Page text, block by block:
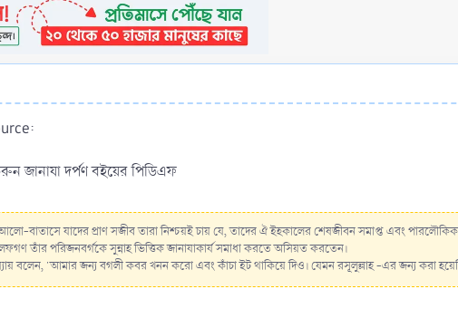
জানাযা দর্পণ বইয়ের পিডিএফ
বাতাসে যাদের প্রাণ সজীব তারা নিশ্চয়ই চায় যে, তাদের ঐ ইহকালের শেষজীবন সমাপ্ত এবং
তাঁর পরিজনবর্গকে সুন্নাহ ভিত্তিক জানাযাকার্য সমাধা করতে অসিয়ত করতেন।
বলেন, 'আমার জন্য বগলী কবর খনন করো এবং কাঁচা ইট থাকিয়ে দিও। যেমন রসূলুল্লাহ -এর জন্য করা